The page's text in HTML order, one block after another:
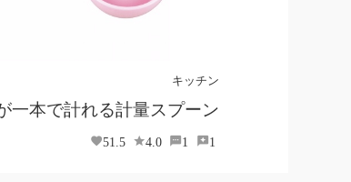
キッチン
一本で計れる計量スプーン
51.5 4.0 1 1